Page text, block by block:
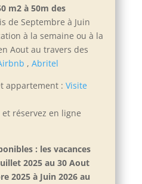
m2 à 50m des
de Septembre à Juin
à la semaine ou à la
Aout au travers des
, Abritel
appartement : Visite
réservez en ligne
: les vacances
2025 au 30 Aout
2025 à Juin 2026 au